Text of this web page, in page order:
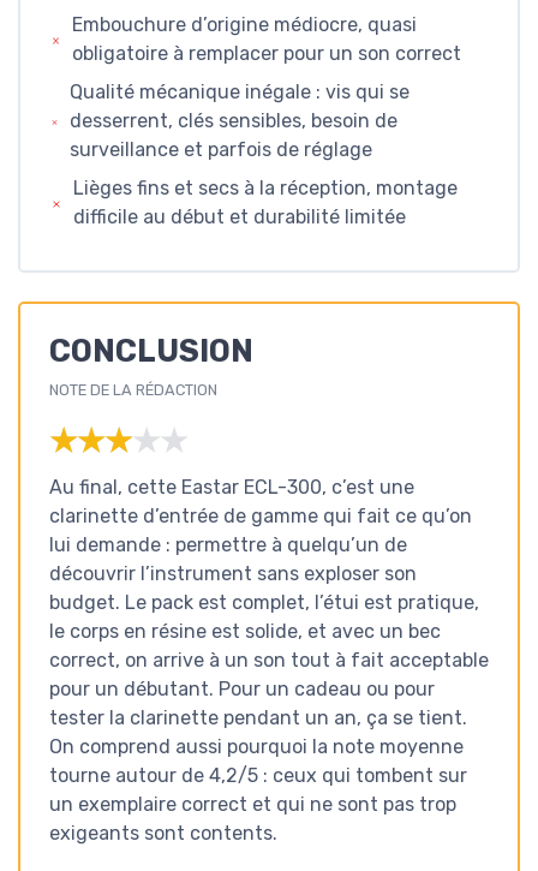
Embouchure d’origine médiocre, quasi
obligatoire à remplacer pour un son correct
Qualité mécanique inégale : vis qui se
desserrent, clés sensibles, besoin de
surveillance et parfois de réglage
Lièges fins et secs à la réception, montage
difficile au début et durabilité limitée
CONCLUSION
NOTE DE LA RÉDACTION
★★★★★
★★★★★
Au final, cette Eastar ECL-300, c’est une
clarinette d’entrée de gamme qui fait ce qu’on
lui demande : permettre à quelqu’un de
découvrir l’instrument sans exploser son
budget. Le pack est complet, l’étui est pratique,
le corps en résine est solide, et avec un bec
correct, on arrive à un son tout à fait acceptable
pour un débutant. Pour un cadeau ou pour
tester la clarinette pendant un an, ça se tient.
On comprend aussi pourquoi la note moyenne
tourne autour de 4,2/5 : ceux qui tombent sur
un exemplaire correct et qui ne sont pas trop
exigeants sont contents.